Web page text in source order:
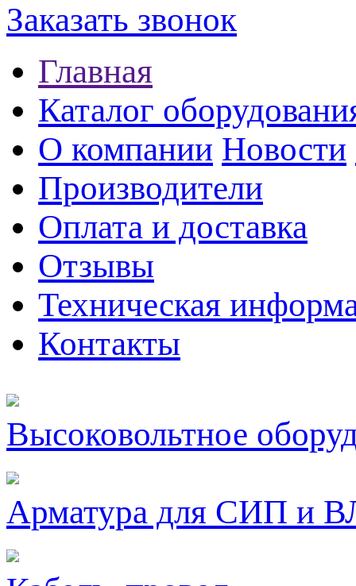
Заказать звонок
Главная
Каталог
О компании Новости
Производители
Оплата и доставка
Отзывы
Техническая
Контакты
Высоковольтное
Арматура для СИП и